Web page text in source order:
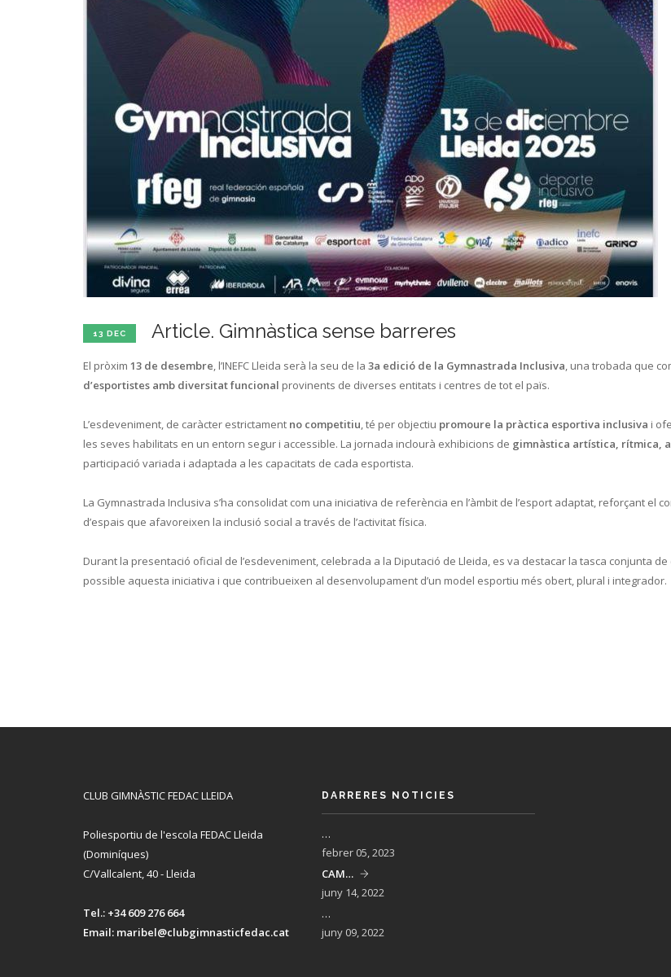
13 DEC Article. Gimnàstica sense barreres
El pròxim 13 de desembre, l’INEFC Lleida serà la seu de la 3a edició de la Gymnastrada Inclusiva, una trobada que
d’esportistes amb diversitat funcional provinents de diverses entitats i centres de tot el païs.
L’esdeveniment, de caràcter estrictament no competitiu, té per objectiu promoure la pràctica esportiva inclusiva i
les seves habilitats en un entorn segur i accessible. La jornada inclourà exhibicions de gimnàstica artística, rítmica,
participació variada i adaptada a les capacitats de cada esportista.
La Gymnastrada Inclusiva s’ha consolidat com una iniciativa de referència en l’àmbit de l’esport adaptat, reforçant el
d’espais que afavoreixen la inclusió social a través de l’activitat física.
Durant la presentació oficial de l’esdeveniment, celebrada a la Diputació de Lleida, es va destacar la tasca conjunta
possible aquesta iniciativa i que contribueixen al desenvolupament d’un model esportiu més obert, plural i integrador.
CLUB GIMNÀSTIC FEDAC LLEIDA
Poliesportiu de l'escola FEDAC Lleida
(Dominíques)
C/Vallcalent, 40 - Lleida
Tel.: +34 609 276 664
Email: maribel@clubgimnasticfedac.cat
DARRERES NOTICIES
…
febrer 05, 2023
CAM…
juny 14, 2022
…
juny 09, 2022